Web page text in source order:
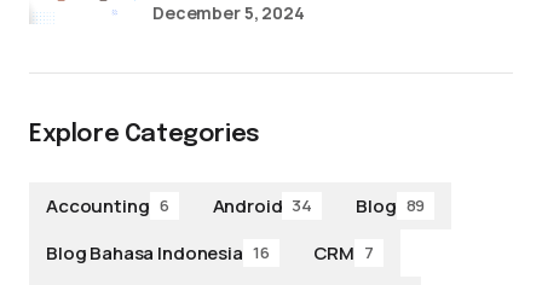
December 5, 2024
Explore Categories
Accounting 6 Android 34 Blog 89
Blog Bahasa Indonesia 16 CRM 7